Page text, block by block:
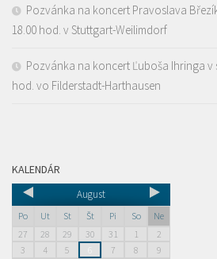
Pozvánka na koncert Pravoslava
18.00 hod. v Stuttgart-Weilimdorf
Pozvánka na koncert Ľuboša Ihringa v
hod. vo Filderstadt-Harthausen
KALENDÁR
August
Po Ut St Št Pi So
Ne
27
28 29 30 31 1
2
3
4 5 7 8
9